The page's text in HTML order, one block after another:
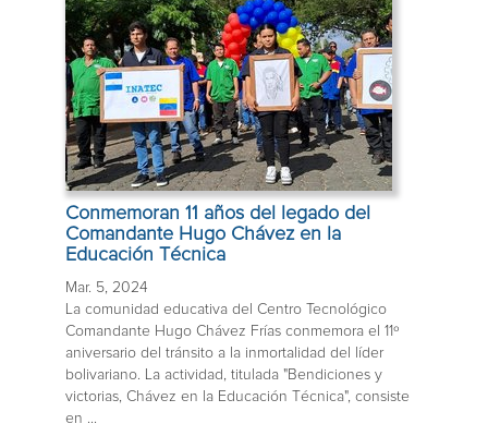
Conmemoran 11 años del legado del
Comandante Hugo Chávez en la
Educación Técnica
Mar. 5, 2024
La comunidad educativa del Centro Tecnológico
Comandante Hugo Chávez Frías conmemora el 11º
aniversario del tránsito a la inmortalidad del líder
bolivariano. La actividad, titulada "Bendiciones y
victorias, Chávez en la Educación Técnica", consiste
en ...